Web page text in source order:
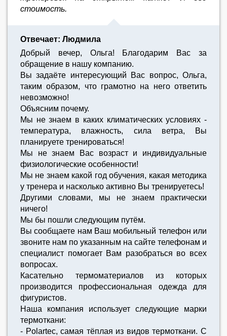
стоимость.
Отвечает: Людмила
Добрый вечер, Ольга! Благодарим Вас за
обращение в нашу компанию.
Вы задаёте интересующий Вас вопрос, Ольга,
таким образом, что грамотно на него ответить
невозможно!
Объясним почему.
Мы не знаем в каких климатических условиях -
температура, влажность, сила ветра, Вы
планируете тренироваться!
Мы не знаем Вас возраст и индивидуальные
физиологические особенности!
Мы не знаем какой год обучения, какая методика
у тренера и насколько активно Вы тренируетесь!
Другими словами, мы не знаем практически
ничего!
Мы бы пошли следующим путём.
Вы сообщаете нам Ваш мобильный телефон или
звоните нам по указанным на сайте телефонам и
специалист помогает Вам разобраться во всех
вопросах.
Касательно термоматериалов из которых
производится профессиональная одежда для
фигуристов.
Наша компания использует следующие марки
термоткани:
- Polartec, самая тёплая из видов термоткани. С